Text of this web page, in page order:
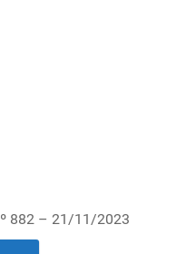
882 – 21/11/2023